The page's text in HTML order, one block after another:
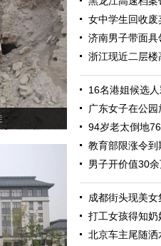
女中学生回收
济南男子带面
浙江现近二层
16名港姐候选
广东女子在公
94岁老太倒地
教育部限涨令
男子开价值30
成都街头现美
打工女孩得知
北京车主尾随洒